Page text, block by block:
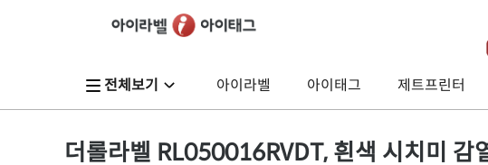
전체보기 아이라벨 아이태그 제트프린터
더롤라벨 RL050016RVDT, 흰색 시치미